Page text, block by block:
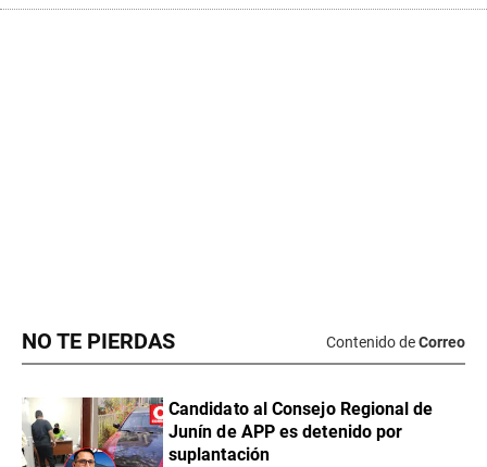
NO TE PIERDAS Contenido deCorreo
Candidato al Consejo Regional de
Junín de APP es detenido por
suplantación